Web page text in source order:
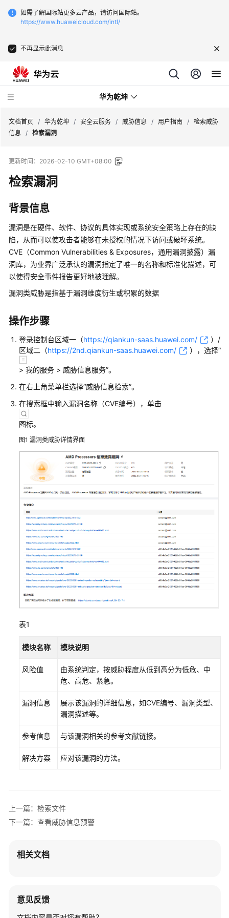
如需了解国际站更多云产品，请访问国际站。
https://www.huaweicloud.com/intl/
不再显示此消息
华为乾坤
全
云
服
什
是
华
为
乾
坤
务
什
是
华
为
乾
安
全
边
界
防
护
与
响
应
威
胁
信
产
介
服
通
用
看
胁
信
文档首页 / 华为乾坤 / 安全云服务 / 威胁信息 / 用户指南 / 检索威胁
信息 / 检索漏洞
更新时间： 2026-02-10 GMT+08:00
检索漏洞
背景信息
漏洞是在硬件、软件、协议的具体实现或系统安全策略上存在的缺
陷，从而可以使攻击者能够在未授权的情况下访问或破坏系统。
CVE（Common Vulnerabilities & Exposures，通用漏洞披露）漏
洞库，为业界广泛承认的漏洞指定了唯一的名称和标准化描述，可
以使得安全事件报告更好地被理解。
漏洞类威胁是指基于漏洞维度衍生或积累的数据
操作步骤
登录控制台区域一（https://qiankun-saas.huawei.com/
）/
区域二（https://2nd.qiankun-saas.huawei.com/ ） ，选择“
> 我的服务 > 威胁信息服务”。
在右上角菜单栏选择“威胁信息检索”。
在搜索框中输入漏洞名称（CVE编号），单击
图标。
图1 漏洞类威胁详情界面
表1
模块名称 模块说明
风险值
由系统判定，按威胁程度从低到高分为低危、中
危、高危、紧急。
漏洞信息
展示该漏洞的详细信息，如CVE编号、漏洞类型、
漏洞描述等。
参考信息 与该漏洞相关的参考文献链接。
解决方案 应对该漏洞的方法。
上一篇：检索文件
下一篇：查看威胁信息预警
相关文档
意见反馈